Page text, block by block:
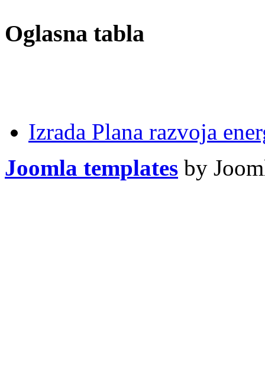
Oglasna tabla
Izrada Plana razvoja
Joomla templates by